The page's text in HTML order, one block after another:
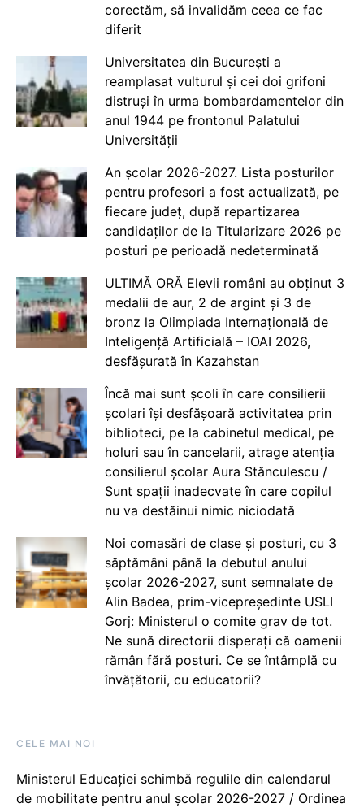
corectăm, să invalidăm ceea ce fac
diferit
Universitatea din București a
reamplasat vulturul și cei doi grifoni
distruși în urma bombardamentelor din
anul 1944 pe frontonul Palatului
Universității
An școlar 2026-2027. Lista posturilor
pentru profesori a fost actualizată, pe
fiecare județ, după repartizarea
candidaților de la Titularizare 2026 pe
posturi pe perioadă nedeterminată
ULTIMĂ ORĂ Elevii români au obținut 3
medalii de aur, 2 de argint și 3 de
bronz la Olimpiada Internațională de
Inteligență Artificială – IOAI 2026,
desfășurată în Kazahstan
Încă mai sunt școli în care consilierii
școlari își desfășoară activitatea prin
biblioteci, pe la cabinetul medical, pe
holuri sau în cancelarii, atrage atenția
consilierul școlar Aura Stănculescu /
Sunt spații inadecvate în care copilul
nu va destăinui nimic niciodată
Noi comasări de clase și posturi, cu 3
săptămâni până la debutul anului
școlar 2026-2027, sunt semnalate de
Alin Badea, prim-vicepreședinte USLI
Gorj: Ministerul o comite grav de tot.
Ne sună directorii disperați că oamenii
rămân fără posturi. Ce se întâmplă cu
învățătorii, cu educatorii?
CELE MAI NOI
Ministerul Educației schimbă regulile din calendarul
de mobilitate pentru anul școlar 2026-2027 / Ordinea